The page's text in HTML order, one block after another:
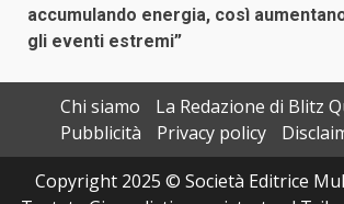
accumulando energia, così
gli eventi estremi”
Chi siamo
La Redazione di Blitz
Pubblicità
Privacy policy
Copyright 2025 © Società Editrice